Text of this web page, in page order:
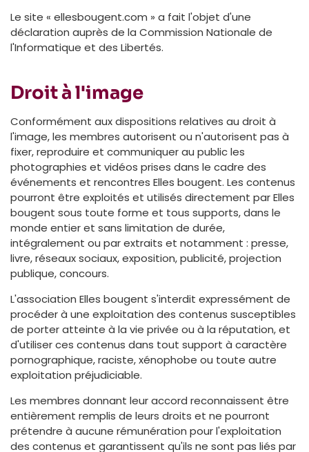
Le site « ellesbougent.com » a fait l'objet d'une
déclaration auprès de la Commission Nationale de
l'Informatique et des Libertés.
Droit à l'image
Conformément aux dispositions relatives au droit à
l'image, les membres autorisent ou n'autorisent pas à
fixer, reproduire et communiquer au public les
photographies et vidéos prises dans le cadre des
événements et rencontres Elles bougent. Les contenus
pourront être exploités et utilisés directement par Elles
bougent sous toute forme et tous supports, dans le
monde entier et sans limitation de durée,
intégralement ou par extraits et notamment : presse,
livre, réseaux sociaux, exposition, publicité, projection
publique, concours.
L'association Elles bougent s'interdit expressément de
procéder à une exploitation des contenus susceptibles
de porter atteinte à la vie privée ou à la réputation, et
d'utiliser ces contenus dans tout support à caractère
pornographique, raciste, xénophobe ou toute autre
exploitation préjudiciable.
Les membres donnant leur accord reconnaissent être
entièrement remplis de leurs droits et ne pourront
prétendre à aucune rémunération pour l'exploitation
des contenus et garantissent qu'ils ne sont pas liés par